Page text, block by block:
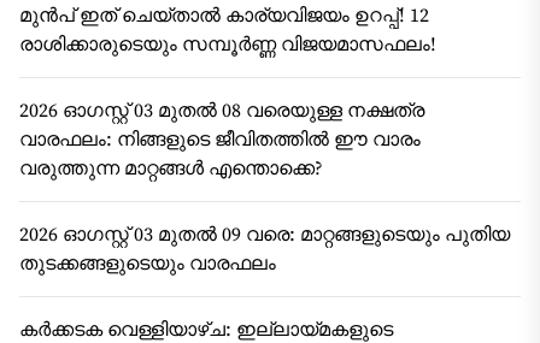
മുൻപ് ഇത് ചെയ്താൽ കാര്യവിജയം ഉറപ്പ്! 12
രാശിക്കാരുടെയും സമ്പൂർണ്ണ വിജയമാസഫലം!
2026 ഓഗസ്റ്റ് 03 മുതൽ 08 വരെയുള്ള നക്ഷത്ര
വാരഫലം: നിങ്ങളുടെ ജീവിതത്തിൽ ഈ വാരം
വരുത്തുന്ന മാറ്റങ്ങൾ എന്തൊക്കെ?
2026 ഓഗസ്റ്റ് 03 മുതൽ 09 വരെ: മാറ്റങ്ങളുടെയും പുതിയ
തുടക്കങ്ങളുടെയും വാരഫലം
കർക്കടക വെള്ളിയാഴ്ച: ഇല്ലായ്മകളുടെ